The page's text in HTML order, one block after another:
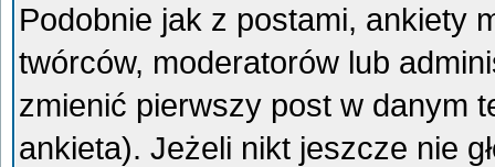
Podobnie jak z postami, ankiety
twórców, moderatorów lub
zmienić pierwszy post w danym
ankieta). Jeżeli nikt jeszcze nie